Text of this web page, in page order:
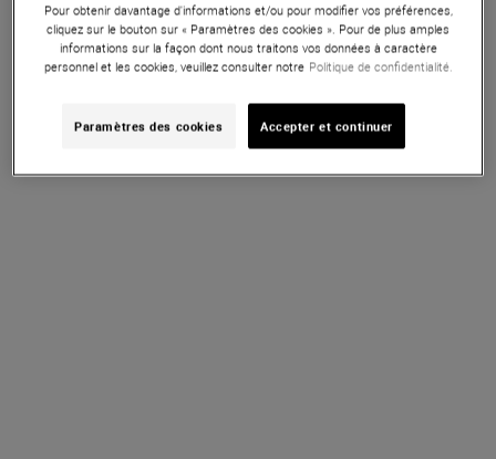
Pour obtenir davantage d'informations et/ou pour modifier vos préférences,
cliquez sur le bouton sur « Paramètres des cookies ». Pour de plus amples
informations sur la façon dont nous traitons vos données à caractère
personnel et les cookies, veuillez consulter notre Politique de confidentialité.
Paramètres des cookies Accepter et continuer